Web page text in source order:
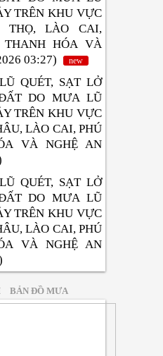
TRÊN KHU VỰC
THỌ, LÀO CAI,
THANH HÓA VÀ
03:27)
new
QUÉT, SẠT LỞ
DO MƯA LŨ
TRÊN KHU VỰC
LÀO CAI, PHÚ
VÀ NGHỆ AN
QUÉT, SẠT LỞ
DO MƯA LŨ
TRÊN KHU VỰC
LÀO CAI, PHÚ
VÀ NGHỆ AN
BẢN ĐỒ MƯA